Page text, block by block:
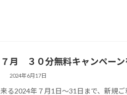
７月 ３０分無料キャンペーン
2024年6月17日
来る2024年７月1日～31日まで、新規